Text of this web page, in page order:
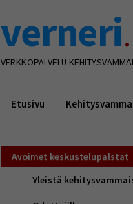
verneri
VERKKOPALVELU
Etusivu
Avoimet keskustelupalstat
Yleistä